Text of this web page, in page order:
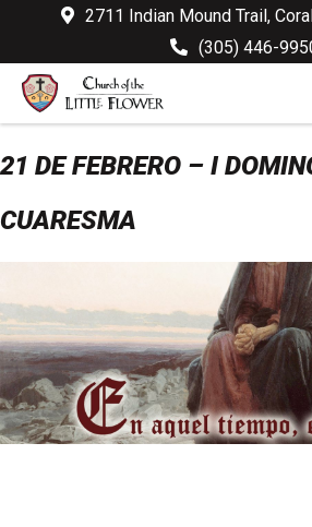
2711 Indian Mound Trail,
(305) 446-
21 DE FEBRERO – I
CUARESMA